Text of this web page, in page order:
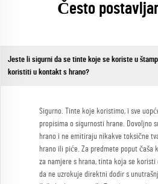
Često
Jeste li sigurni da se tinte koje se koriste u
koristiti u kontakt s hrano?
Sigurno. Tinte koje koristimo, i sve
propisima o sigurnosti hrane. Dovoljno
hrano i ne emitiraju nikakve toksične
hrano ili piće. Za predmete poput čaša
za namjere s hrana, tinta koja se
da ne uzrokuje direktni dodir s